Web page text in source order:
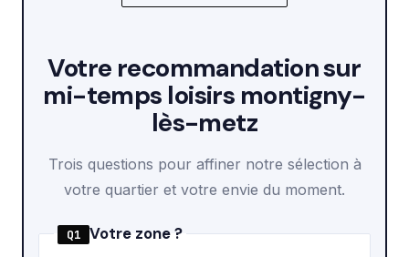
Votre recommandation sur
mi-temps loisirs montigny-
lès-metz
Trois questions pour affiner notre sélection à
votre quartier et votre envie du moment.
Q1 Votre zone ?